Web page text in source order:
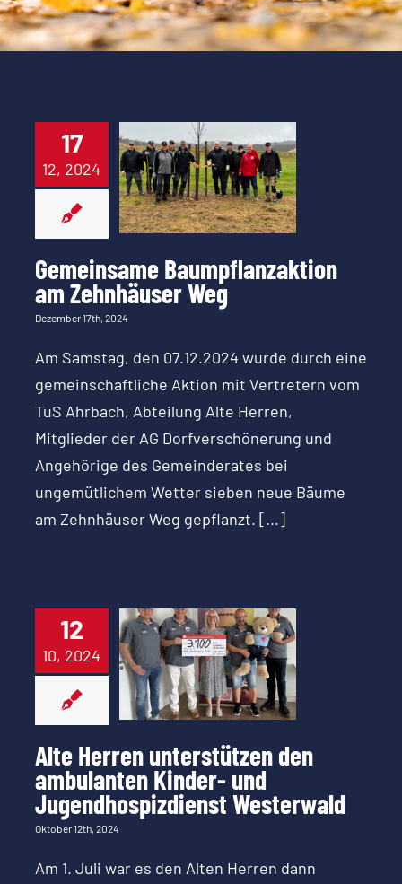
17
12, 2024
Gemeinsame
Baumpflanzaktion
am
Zehnhäuser
Weg
Gemeinsame Baumpflanzaktion
am Zehnhäuser Weg
Dezember 17th, 2024
Am Samstag, den 07.12.2024 wurde durch eine
gemeinschaftliche Aktion mit Vertretern vom
TuS Ahrbach, Abteilung Alte Herren,
Mitglieder der AG Dorfverschönerung und
Angehörige des Gemeinderates bei
ungemütlichem Wetter sieben neue Bäume
am Zehnhäuser Weg gepflanzt. [...]
12
10, 2024
unterstützen
den
ambulanten
Kinder- und
Jugendhospizdienst
Westerwald
Alte Herren unterstützen den
ambulanten Kinder- und
Jugendhospizdienst Westerwald
Oktober 12th, 2024
Am 1. Juli war es den Alten Herren dann